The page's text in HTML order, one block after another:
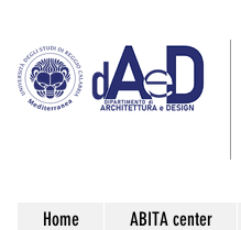
Home ABITA center